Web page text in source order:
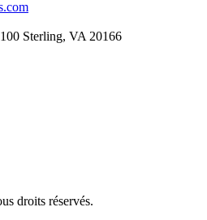
Sterling, VA 20166
droits réservés.